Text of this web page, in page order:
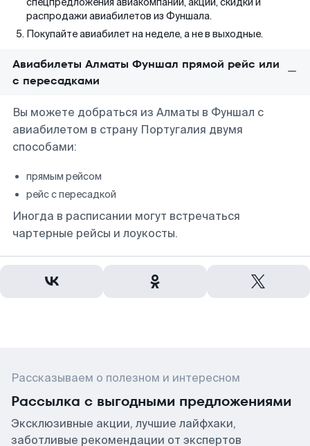
распродажи авиабилетов из Фуншала.
Покупайте авиабилет на неделе, а не в выходные.
Авиабилеты Алматы Фуншал прямой рейс или
с пересадками
Вы можете добраться из Алматы в Фуншал с
авиабилетом в страну Португалия двумя
способами:
прямым рейсом
рейс с пересадкой
Иногда в расписании могут встречаться
чартерные рейсы и лоукосты.
Рассказываем о полезном и интересном
Рассылка с выгодными предложениями
Эксклюзивные акции, лучшие лайфхаки,
заботливые рекомендации от экспертов